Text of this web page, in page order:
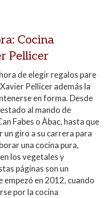
Cocina
Pellicer
de elegir regalos pare
Pellicer además la
en forma. Desde
al mando de
Fabes o Àbac, hasta que
un giro a su carrera para
una cocina pura,
los vegetales y
páginas son un
en 2012, cuando
por la cocina